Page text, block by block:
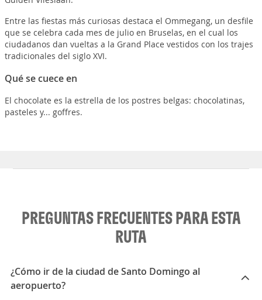
Entre las fiestas más curiosas destaca el Ommegang, un desfile
que se celebra cada mes de julio en Bruselas, en el cual los
ciudadanos dan vueltas a la Grand Place vestidos con los trajes
tradicionales del siglo XVI.
Qué se cuece en
El chocolate es la estrella de los postres belgas: chocolatinas,
pasteles y... goffres.
PREGUNTAS FRECUENTES PARA ESTA
RUTA
¿Cómo ir de la ciudad de Santo Domingo al
aeropuerto?